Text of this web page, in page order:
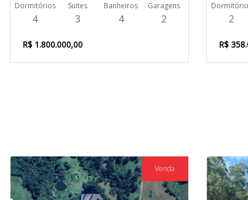
Dormitórios
4
Suites
3
Banheiros
4
Garagens
2
R$ 1.800.000,00
2
R$
Venda